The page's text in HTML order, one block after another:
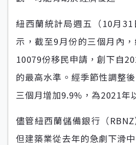
紐西蘭統計局週五（10月
示，截至9月份的三個月內
10079份移民申請，創下自
的最高水準。經季節性調整
三個月增加9.9%，為2021年
儘管紐西蘭儲備銀行（RBNZ
但建築業從去年的急劇下滑